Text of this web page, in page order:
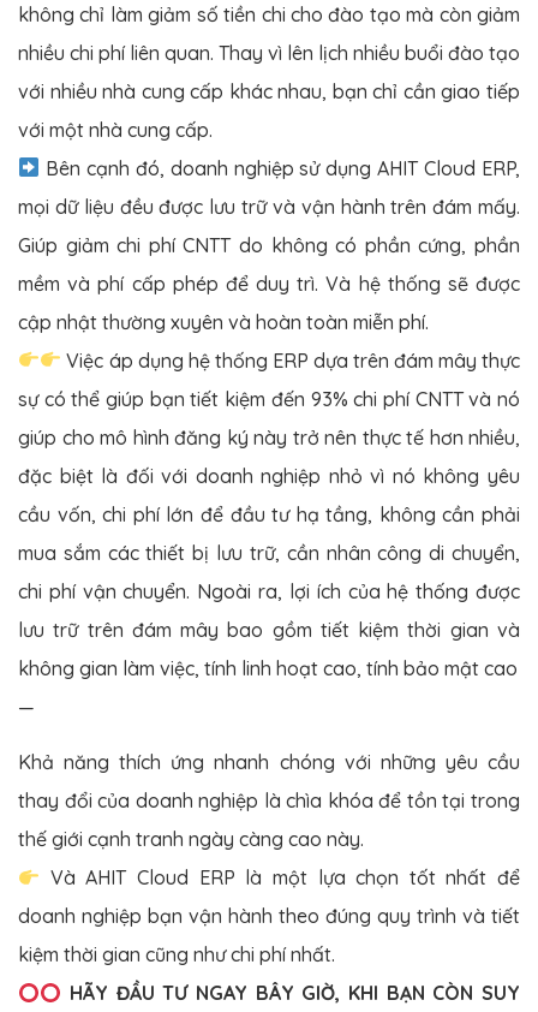
không chỉ làm giảm số tiền chi cho đào tạo mà còn giảm
nhiều chi phí liên quan. Thay vì lên lịch nhiều buổi đào tạo
với nhiều nhà cung cấp khác nhau, bạn chỉ cần giao tiếp
với một nhà cung cấp.
Bên cạnh đó, doanh nghiệp sử dụng AHIT Cloud ERP,
mọi dữ liệu đều được lưu trữ và vận hành trên đám mấy.
Giúp giảm chi phí CNTT do không có phần cứng, phần
mềm và phí cấp phép để duy trì. Và hệ thống sẽ được
cập nhật thường xuyên và hoàn toàn miễn phí.
Việc áp dụng hệ thống ERP dựa trên đám mây thực
sự có thể giúp bạn tiết kiệm đến 93% chi phí CNTT và nó
giúp cho mô hình đăng ký này trở nên thực tế hơn nhiều,
đặc biệt là đối với doanh nghiệp nhỏ vì nó không yêu
cầu vốn, chi phí lớn để đầu tư hạ tầng, không cần phải
mua sắm các thiết bị lưu trữ, cần nhân công di chuyển,
chi phí vận chuyển. Ngoài ra, lợi ích của hệ thống được
lưu trữ trên đám mây bao gồm tiết kiệm thời gian và
không gian làm việc, tính linh hoạt cao, tính bảo mật cao
—
Khả năng thích ứng nhanh chóng với những yêu cầu
thay đổi của doanh nghiệp là chìa khóa để tồn tại trong
thế giới cạnh tranh ngày càng cao này.
Và AHIT Cloud ERP là một lựa chọn tốt nhất để
doanh nghiệp bạn vận hành theo đúng quy trình và tiết
kiệm thời gian cũng như chi phí nhất.
HÃY ĐẦU TƯ NGAY BÂY GIỜ, KHI BẠN CÒN SUY